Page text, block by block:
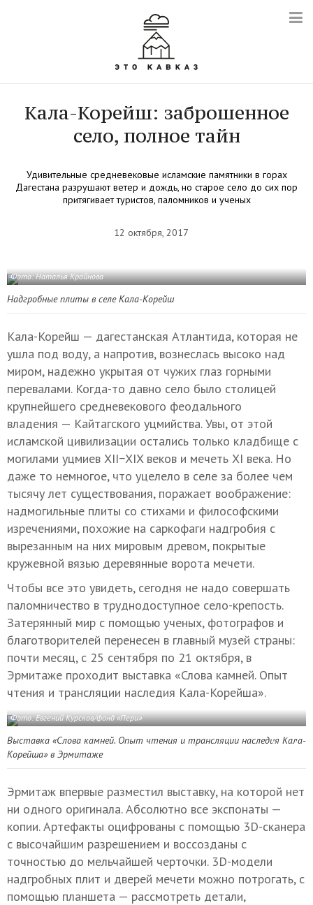
Кала-Корейш: заброшенное
село, полное тайн
Удивительные средневековые исламские памятники в горах
Дагестана разрушают ветер и дождь, но старое село до сих пор
притягивает туристов, паломников и ученых
12 октября, 2017
Фото: Наталья Крайнова
Надгробные плиты в селе Кала-Корейш
Кала-Корейш — дагестанская Атлантида, которая не
ушла под воду, а напротив, вознеслась высоко над
миром, надежно укрытая от чужих глаз горными
перевалами. Когда-то давно село было столицей
крупнейшего средневекового феодального
владения — Кайтагского уцмийства. Увы, от этой
исламской цивилизации остались только кладбище с
могилами уцмиев XII−XIX веков и мечеть XI века. Но
даже то немногое, что уцелело в селе за более чем
тысячу лет существования, поражает воображение:
надмогильные плиты со стихами и философскими
изречениями, похожие на саркофаги надгробия с
вырезанным на них мировым древом, покрытые
кружевной вязью деревянные ворота мечети.
Чтобы все это увидеть, сегодня не надо совершать
паломничество в труднодоступное село-крепость.
Затерянный мир с помощью ученых, фотографов и
благотворителей перенесен в главный музей страны:
почти месяц, с 25 сентября по 21 октября, в
Эрмитаже проходит выставка «Слова камней. Опыт
чтения и трансляции наследия Кала-Корейша».
Фото: Евгений Курсков/фонд «Пери»
Выставка «Слова камней. Опыт чтения и трансляции наследия Кала-
Корейша» в Эрмитаже
Эрмитаж впервые разместил выставку, на которой нет
ни одного оригинала. Абсолютно все экспонаты —
копии. Артефакты оцифрованы с помощью 3D-сканера
с высочайшим разрешением и воссозданы с
точностью до мельчайшей черточки. 3D-модели
надгробных плит и дверей мечети можно потрогать, с
помощью планшета — рассмотреть детали,